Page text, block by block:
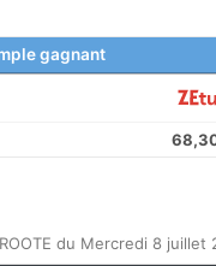
gagnant
du Mercredi 8 juillet